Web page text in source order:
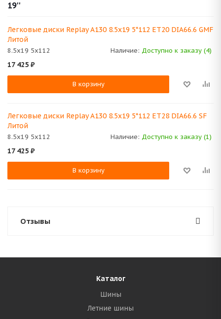
19''
Легковые диски Replay A130 8.5x19 5*112 ET20 DIA66.6 GMF
Литой
8.5x19 5x112 Наличие: Доступно к заказу (4)
17 425 ₽
В корзину
Легковые диски Replay A130 8.5x19 5*112 ET28 DIA66.6 SF
Литой
8.5x19 5x112 Наличие: Доступно к заказу (1)
17 425 ₽
В корзину
Отзывы
Каталог
Шины
Летние шины